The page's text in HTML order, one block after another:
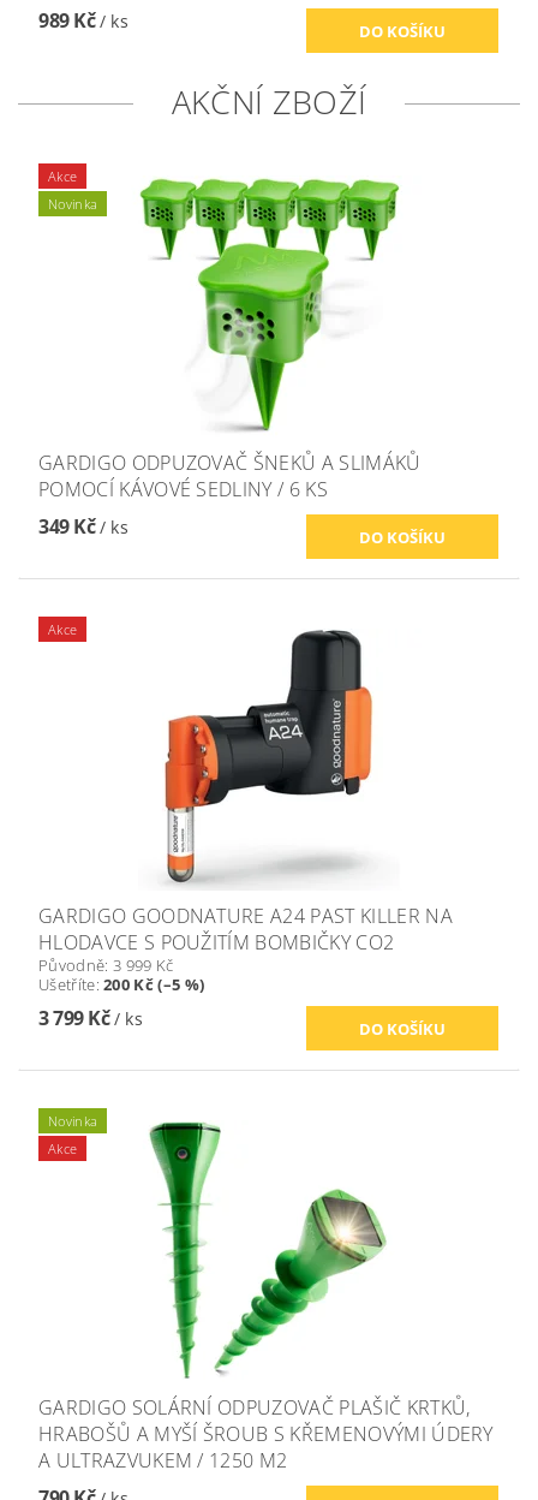
989 Kč/ ks
AKČNÍ ZBOŽÍ
Akce
Novinka
GARDIGO ODPUZOVAČ ŠNEKŮ A SLIMÁKŮ
POMOCÍ KÁVOVÉ SEDLINY / 6 KS
349 Kč/ ks
Akce
GARDIGO GOODNATURE A24 PAST KILLER NA
HLODAVCE S POUŽITÍM BOMBIČKY CO2
Původně: 3 999 Kč
Ušetříte:200 Kč (–5 %)
3 799 Kč/ ks
Novinka
Akce
GARDIGO SOLÁRNÍ ODPUZOVAČ PLAŠIČ KRTKŮ,
HRABOŠŮ A MYŠÍ ŠROUB S KŘEMENOVÝMI ÚDERY
A ULTRAZVUKEM / 1250 M2